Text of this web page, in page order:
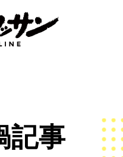
記事